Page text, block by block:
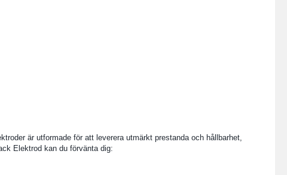
är utformade för att leverera utmärkt prestanda och hållbarhet,
Elektrod kan du förvänta dig: